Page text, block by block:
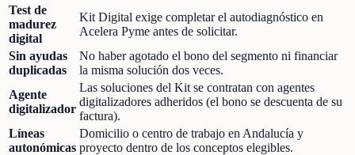
Test de
madurez
digital
Kit Digital exige completar el autodiagnóstico en
Acelera Pyme antes de solicitar.
Sin ayudas
duplicadas
No haber agotado el bono del segmento ni financiar
la misma solución dos veces.
Agente
digitalizador
Las soluciones del Kit se contratan con agentes
digitalizadores adheridos (el bono se descuenta de su
factura).
Líneas
autonómicas
Domicilio o centro de trabajo en Andalucía y
proyecto dentro de los conceptos elegibles.